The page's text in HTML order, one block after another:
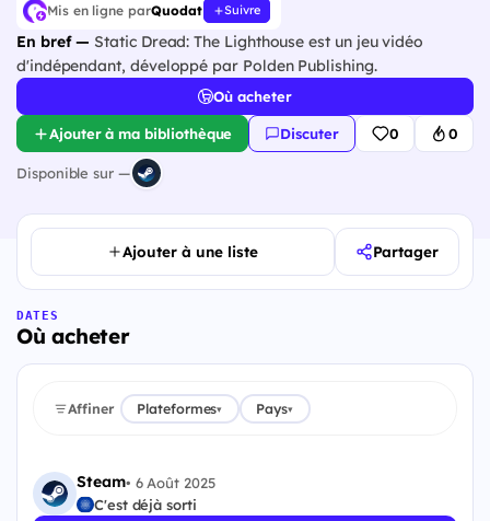
Mis en ligne parQuodat Suivre
En bref — Static Dread: The Lighthouse est un jeu vidéo
d'indépendant, développé par Polden Publishing.
Où acheter
Ajouter à ma bibliothèque Discuter 0 0
Disponible sur —
Ajouter à une liste Partager
DATES
Où acheter
Affiner Plateformes▾ Pays▾
Steam• 6 Août 2025
C'est déjà sorti